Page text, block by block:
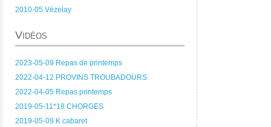
2010-05 Vézelay
Vidéos
2023-05-09 Repas de printemps
2022-04-12 PROVINS TROUBADOURS
2022-04-05 Repas printemps
2019-05-11*18 CHORGES
2019-05-09 K cabaret